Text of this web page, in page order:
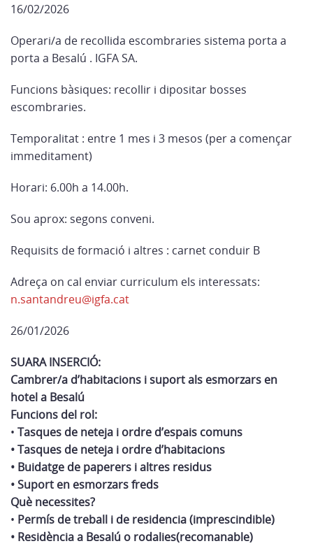
16/02/2026
Operari/a de recollida escombraries sistema porta a
porta a Besalú . IGFA SA.
Funcions bàsiques: recollir i dipositar bosses
escombraries.
Temporalitat : entre 1 mes i 3 mesos (per a començar
immeditament)
Horari: 6.00h a 14.00h.
Sou aprox: segons conveni.
Requisits de formació i altres : carnet conduir B
Adreça on cal enviar curriculum els interessats:
n.santandreu@igfa.cat
26/01/2026
SUARA INSERCIÓ:
Cambrer/a d’habitacions i suport als esmorzars en
hotel a Besalú
Funcions del rol:
• Tasques de neteja i ordre d’espais comuns
• Tasques de neteja i ordre d’habitacions
• Buidatge de paperers i altres residus
• Suport en esmorzars freds
Què necessites?
• Permís de treball i de residencia (imprescindible)
• Residència a Besalú o rodalies(recomanable)